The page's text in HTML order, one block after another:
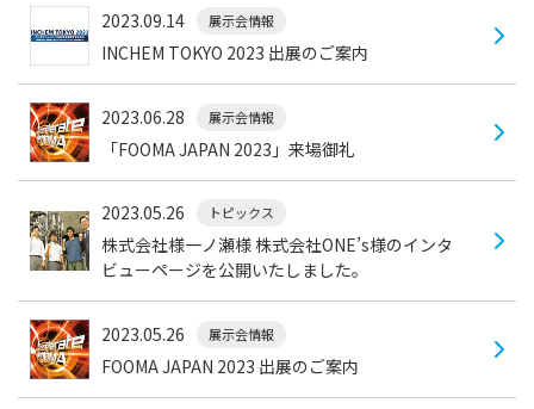
2023.09.14 展示会情報
INCHEM TOKYO 2023 出展のご案内
2023.06.28 展示会情報
「FOOMA JAPAN 2023」来場御礼
2023.05.26 トピックス
株式会社様一ノ瀬様 株式会社ONE’s様のインタ
ビューページを公開いたしました。
2023.05.26 展示会情報
FOOMA JAPAN 2023 出展のご案内